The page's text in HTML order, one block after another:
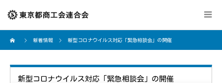
新着情報 新型コロナウイルス対応「緊急相談会」の開催
新型コロナウイルス対応「緊急相談会」の開催